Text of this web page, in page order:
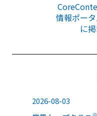
情報ポー
に
2026-08-03